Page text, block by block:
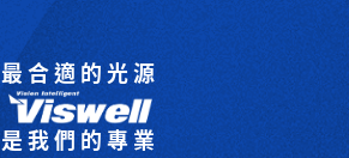
最合適的光源
是我們的專業